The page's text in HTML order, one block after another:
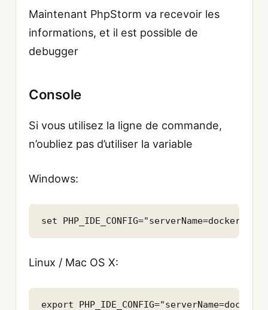
Maintenant PhpStorm va recevoir les
informations, et il est possible de
debugger
Console
Si vous utilisez la ligne de commande,
n’oubliez pas d’utiliser la variable
Windows:
set PHP_IDE_CONFIG="serverName=docker"
Linux / Mac OS X:
export PHP_IDE_CONFIG="serverName=docker"